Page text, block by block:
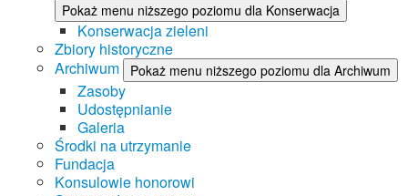
Pokaż menu niższego poziomu dla Konserwacja
Konserwacja zieleni
Zbiory historyczne
Archiwum
Pokaż menu niższego poziomu dla Archiwum
Zasoby
Udostępnianie
Galeria
Środki na utrzymanie
Fundacja
Konsulowie honorowi